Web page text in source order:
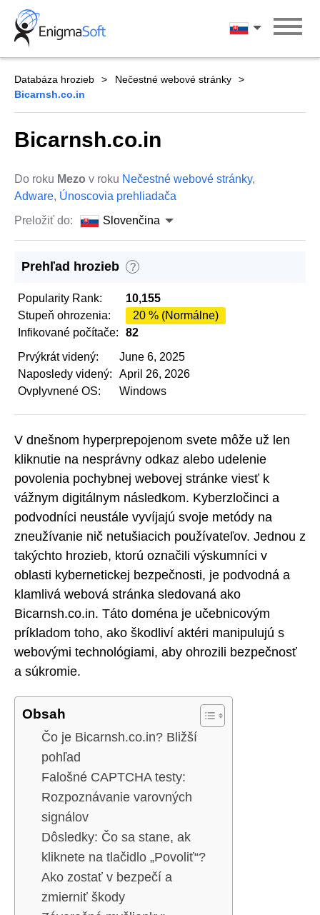
Skip
content
Slovenčina
Databáza hrozieb
Nečestné webové stránky
Bicarnsh.co.in
Bicarnsh.co.in
Do roku Mezo v roku Nečestné webové stránky,
Adware, Únoscovia prehliadača
Preložiť do:
Slovenčina
Prehľad hrozieb ?
Popularity Rank:
10,155
Stupeň ohrozenia:
20 % (Normálne)
Infikované počítače:
82
Prvýkrát videný:
June 6, 2025
Naposledy videný:
April 26, 2026
Ovplyvnené OS:
Windows
V dnešnom hyperprepojenom svete môže už len
kliknutie na nesprávny odkaz alebo udelenie
povolenia pochybnej webovej stránke viesť k
vážnym digitálnym následkom. Kyberzločinci a
podvodníci neustále vyvíjajú svoje metódy na
zneužívanie nič netušiacich používateľov. Jednou z
takýchto hrozieb, ktorú označili výskumníci v
oblasti kybernetickej bezpečnosti, je podvodná a
klamlivá webová stránka sledovaná ako
Bicarnsh.co.in. Táto doména je učebnicovým
príkladom toho, ako škodliví aktéri manipulujú s
webovými technológiami, aby ohrozili bezpečnosť
a súkromie.
Obsah
Čo je Bicarnsh.co.in? Bližší
pohľad
Falošné CAPTCHA testy:
Rozpoznávanie varovných
signálov
Dôsledky: Čo sa stane, ak
kliknete na tlačidlo „Povoliť“?
Ako zostať v bezpečí a
zmierniť škody